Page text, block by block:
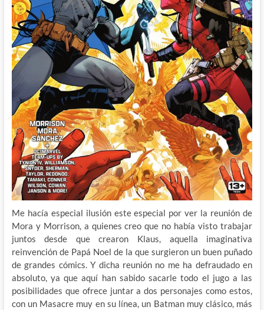
Me hacía especial ilusión este especial por ver la reunión de
Mora y Morrison, a quienes creo que no había visto trabajar
juntos desde que crearon Klaus, aquella imaginativa
reinvención de Papá Noel de la que surgieron un buen puñado
de grandes cómics. Y dicha reunión no me ha defraudado en
absoluto, ya que aquí han sabido sacarle todo el jugo a las
posibilidades que ofrece juntar a dos personajes como estos,
con un Masacre muy en su línea, un Batman muy clásico, más